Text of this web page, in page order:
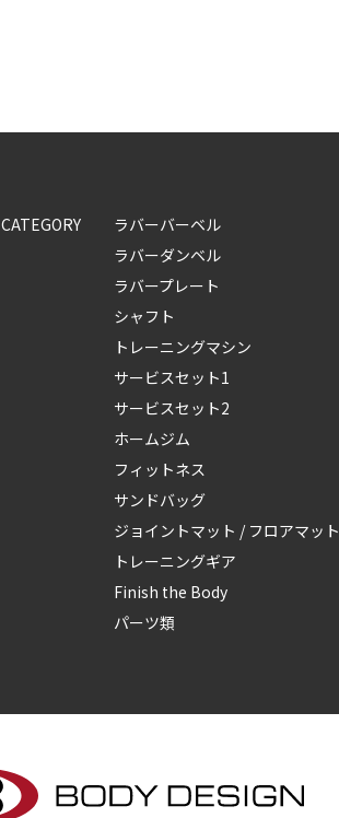
CATEGORY
ラバーバーベル
ラバーダンベル
ラバープレート
シャフト
トレーニングマシン
サービスセット1
サービスセット2
ホームジム
フィットネス
サンドバッグ
ジョイントマット / フロアマット
トレーニングギア
Finish the Body
パーツ類